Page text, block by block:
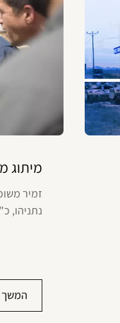
מיתוג
זמיר
נתניהו,
המשך